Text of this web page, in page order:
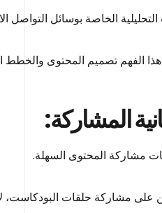
الخاصة بوسائل التواصل
هذا الفهم تصميم المحتوى
المشاركة:
مشاركة المحتوى السهلة.
مشاركة حلقات البودكاست،